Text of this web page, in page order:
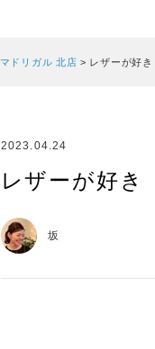
マドリガル 北店 > レザーが好き
2023.04.24
レザーが好き
坂